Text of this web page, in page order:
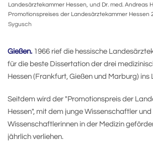
Landesärztekammer Hessen, und Dr. med. Andreas
Promotionspreises der Landesärztekammer Hessen
Sygusch
Gießen. 1966 rief die hessische
für die beste Dissertation der drei
Hessen (Frankfurt, Gießen und Marburg) ins
Seitdem wird der "Promotionspreis der
Hessen", mit dem junge Wissenschaftler und
Wissenschaftlerinnen in der Medizin
jährlich verliehen.